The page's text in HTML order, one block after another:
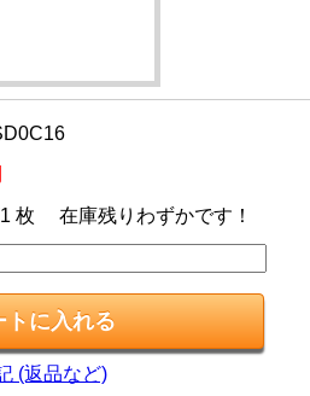
枚 在庫残りわずかです！
(返品など)